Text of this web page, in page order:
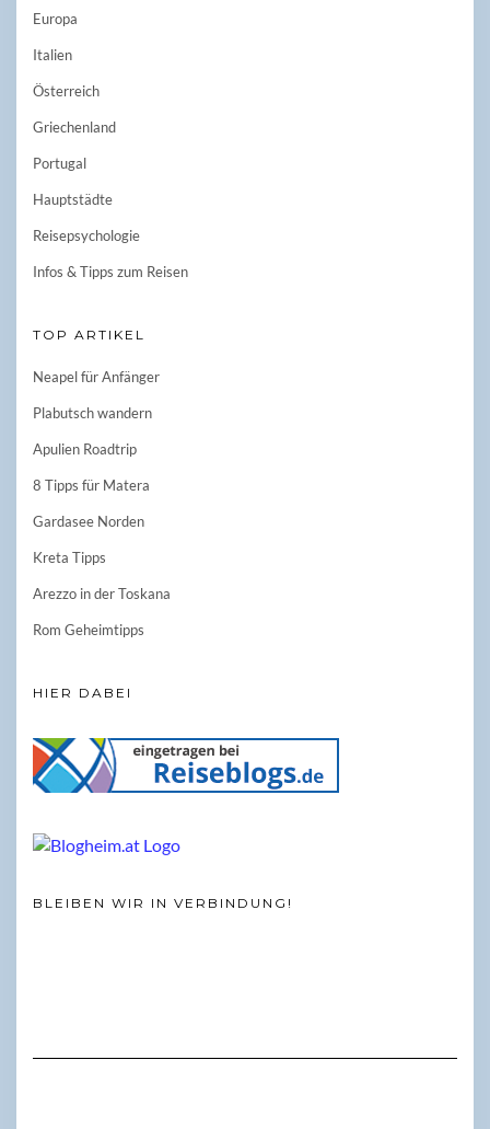
Europa
Italien
Österreich
Griechenland
Portugal
Hauptstädte
Reisepsychologie
Infos & Tipps zum Reisen
TOP ARTIKEL
Neapel für Anfänger
Plabutsch wandern
Apulien Roadtrip
8 Tipps für Matera
Gardasee Norden
Kreta Tipps
Arezzo in der Toskana
Rom Geheimtipps
HIER DABEI
BLEIBEN WIR IN VERBINDUNG!